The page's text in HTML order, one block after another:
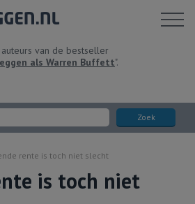
van de bestseller
als Warren Buffett".
Zoek
Toon
rente is toch niet slecht
is toch niet